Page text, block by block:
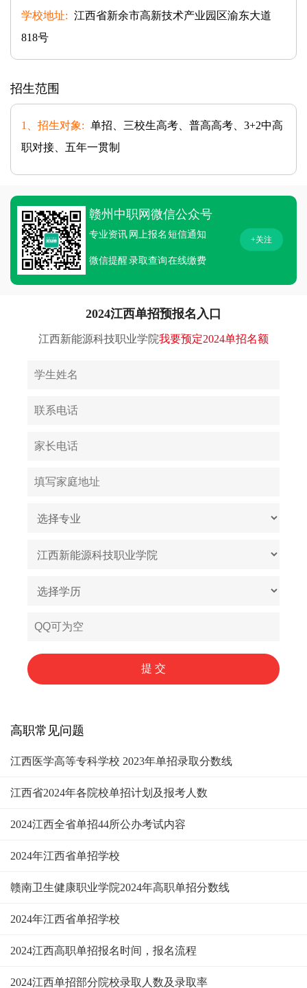
学校地址: 江西省新余市高新技术产业园区渝东大道
818号
招生范围
1、招生对象: 单招、三校生高考、普高高考、3+2中高
职对接、五年一贯制
赣州中职网微信公众号
专业资讯 网上报名 短信通知
微信提醒 录取查询在线缴费
+关注
2024江西单招预报名入口
江西新能源科技职业学院我要预定2024单招名额
高职常见问题
江西医学高等专科学校 2023年单招录取分数线
江西省2024年各院校单招计划及报考人数
2024江西全省单招44所公办考试内容
2024年江西省单招学校
赣南卫生健康职业学院2024年高职单招分数线
2024年江西省单招学校
2024江西高职单招报名时间，报名流程
2024江西单招部分院校录取人数及录取率